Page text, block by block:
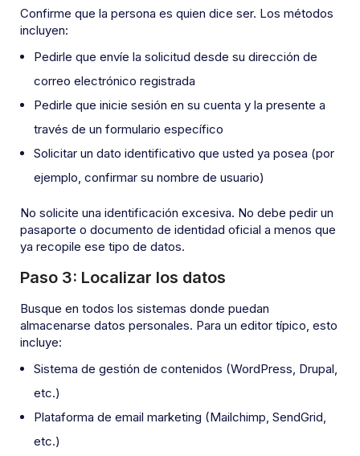
Confirme que la persona es quien dice ser. Los métodos
incluyen:
Pedirle que envíe la solicitud desde su dirección de
correo electrónico registrada
Pedirle que inicie sesión en su cuenta y la presente a
través de un formulario específico
Solicitar un dato identificativo que usted ya posea (por
ejemplo, confirmar su nombre de usuario)
No solicite una identificación excesiva. No debe pedir un
pasaporte o documento de identidad oficial a menos que
ya recopile ese tipo de datos.
Paso 3: Localizar los datos
Busque en todos los sistemas donde puedan
almacenarse datos personales. Para un editor típico, esto
incluye:
Sistema de gestión de contenidos (WordPress, Drupal,
etc.)
Plataforma de email marketing (Mailchimp, SendGrid,
etc.)